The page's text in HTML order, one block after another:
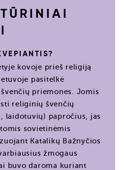
kovoje prieš religiją
pasitelkė
priemones. Jomis
religinių švenčių
laidotuvių) papročius, jas
sovietinėmis
Katalikų Bažnyčios
žmogaus
buvo daroma kuriant